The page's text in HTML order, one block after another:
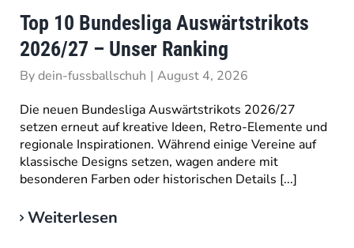
Top 10 Bundesliga Auswärtstrikots
2026/27 – Unser Ranking
Bydein-fussballschuh | August 4, 2026
Die neuen Bundesliga Auswärtstrikots 2026/27
setzen erneut auf kreative Ideen, Retro-Elemente und
regionale Inspirationen. Während einige Vereine auf
klassische Designs setzen, wagen andere mit
besonderen Farben oder historischen Details [...]
Weiterlesen